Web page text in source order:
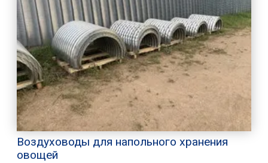
Воздуховоды для напольного хранения
овощей